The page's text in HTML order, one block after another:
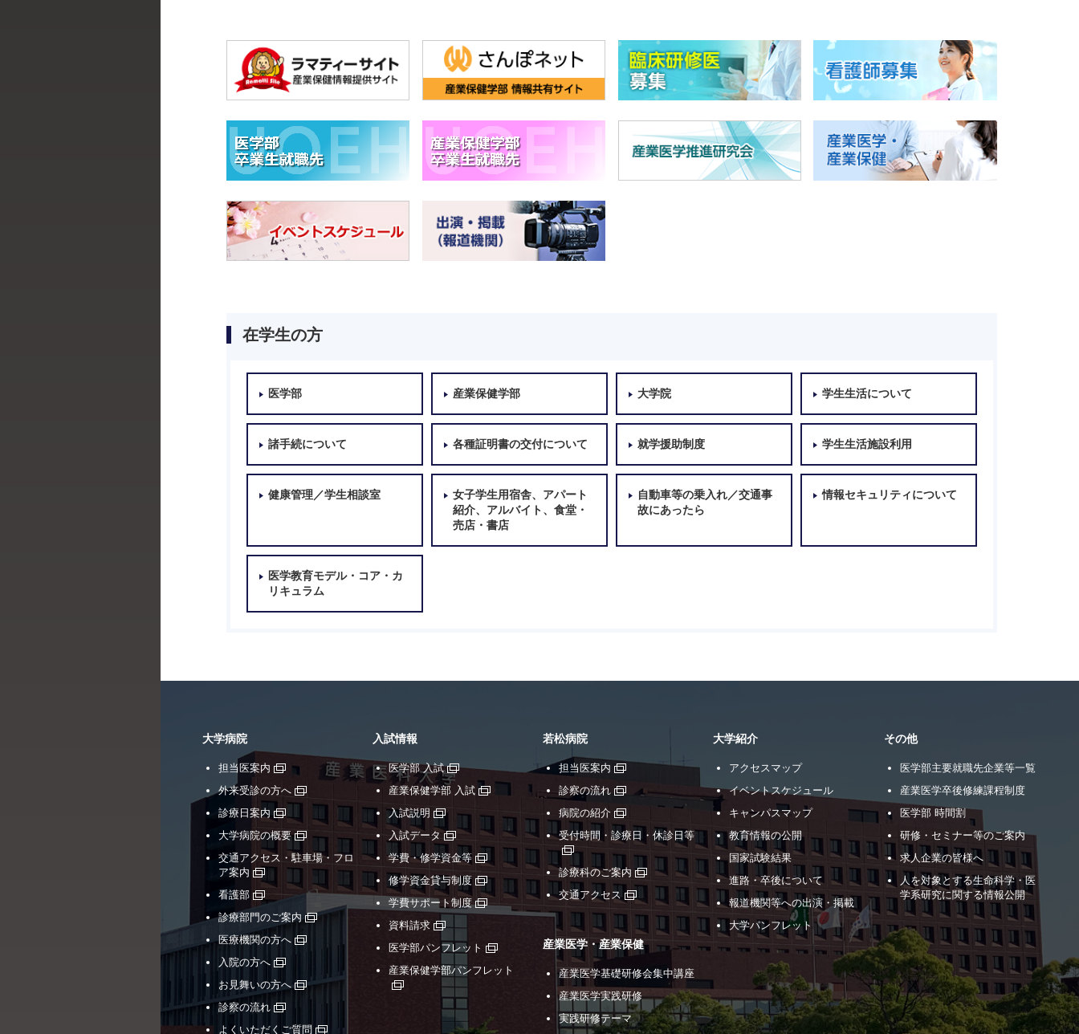
在学生の方
医学部 産業保健学部 大学院 学生生活について
諸手続について 各種証明書の交付について 就学援助制度 学生生活施設利用
健康管理／学生相談室
女子学生用宿舎、アパート
紹介、アルバイト、食堂・
売店・書店
自動車等の乗入れ／交通事
故にあったら
情報セキュリティについて
医学教育モデル・コア・カ
リキュラム
大学病院
担当医案内
外来受診の方へ
診療日案内
大学病院の概要
交通アクセス・駐車場・フロ
ア案内
看護部
診療部門のご案内
医療機関の方へ
入院の方へ
お見舞いの方へ
診察の流れ
よくいただくご質問
入試情報
医学部 入試
産業保健学部 入試
入試説明
入試データ
学費・修学資金等
修学資金貸与制度
学費サポート制度
資料請求
医学部パンフレット
産業保健学部パンフレット
若松病院
担当医案内
診察の流れ
病院の紹介
受付時間・診療日・休診日等
診療科のご案内
交通アクセス
産業医学・産業保健
産業医学基礎研修会集中講座
産業医学実践研修
実践研修テーマ
大学紹介
アクセスマップ
イベントスケジュール
キャンパスマップ
教育情報の公開
国家試験結果
進路・卒後について
報道機関等への出演・掲載
大学パンフレット
その他
医学部主要就職先企業等一覧
産業医学卒後修練課程制度
医学部 時間割
研修・セミナー等のご案内
求人企業の皆様へ
人を対象とする生命科学・医
学系研究に関する情報公開